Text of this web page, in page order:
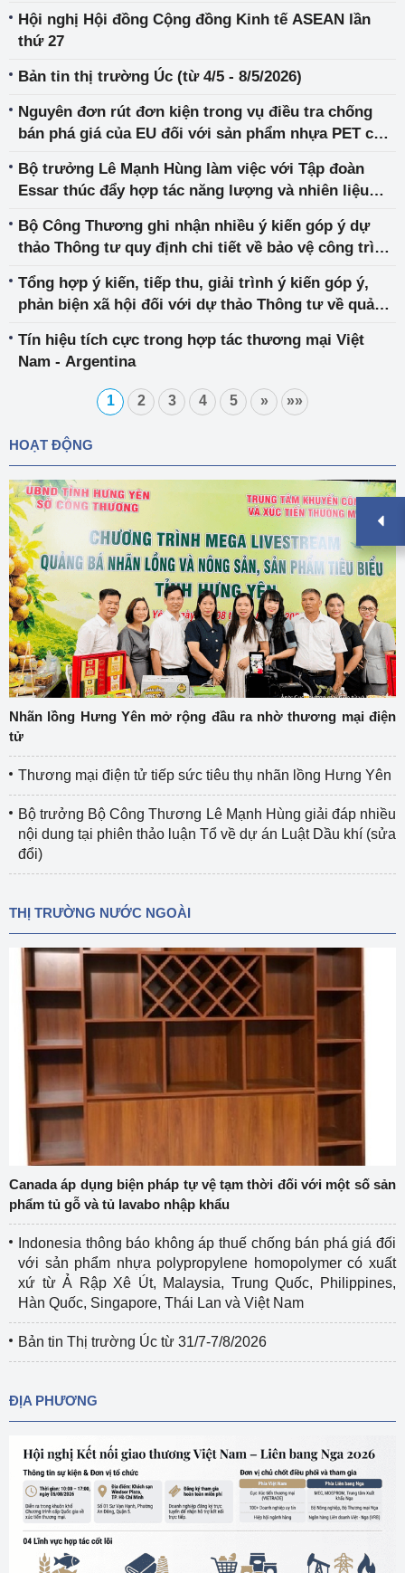
Hội nghị Hội đồng Cộng đồng Kinh tế ASEAN lần
thứ 27
Bản tin thị trường Úc (từ 4/5 - 8/5/2026)
Nguyên đơn rút đơn kiện trong vụ điều tra chống
bán phá giá của EU đối với sản phẩm nhựa PET của
Bộ trưởng Lê Mạnh Hùng làm việc với Tập đoàn
Essar thúc đẩy hợp tác năng lượng và nhiên liệu
Bộ Công Thương ghi nhận nhiều ý kiến góp ý dự
thảo Thông tư quy định chi tiết về bảo vệ công trình
Tổng hợp ý kiến, tiếp thu, giải trình ý kiến góp ý,
phản biện xã hội đối với dự thảo Thông tư về quản
Tín hiệu tích cực trong hợp tác thương mại Việt
Nam - Argentina
1 2 3 4 5 » »»
HOẠT ĐỘNG
Nhãn lồng Hưng Yên mở rộng đầu ra nhờ thương mại điện
tử
Thương mại điện tử tiếp sức tiêu thụ nhãn lồng Hưng Yên
Bộ trưởng Bộ Công Thương Lê Mạnh Hùng giải đáp nhiều
nội dung tại phiên thảo luận Tổ về dự án Luật Dầu khí (sửa
đổi)
THỊ TRƯỜNG NƯỚC NGOÀI
Canada áp dụng biện pháp tự vệ tạm thời đối với một số sản
phẩm tủ gỗ và tủ lavabo nhập khẩu
Indonesia thông báo không áp thuế chống bán phá giá đối
với sản phẩm nhựa polypropylene homopolymer có xuất
xứ từ Ả Rập Xê Út, Malaysia, Trung Quốc, Philippines,
Hàn Quốc, Singapore, Thái Lan và Việt Nam
Bản tin Thị trường Úc từ 31/7-7/8/2026
ĐỊA PHƯƠNG